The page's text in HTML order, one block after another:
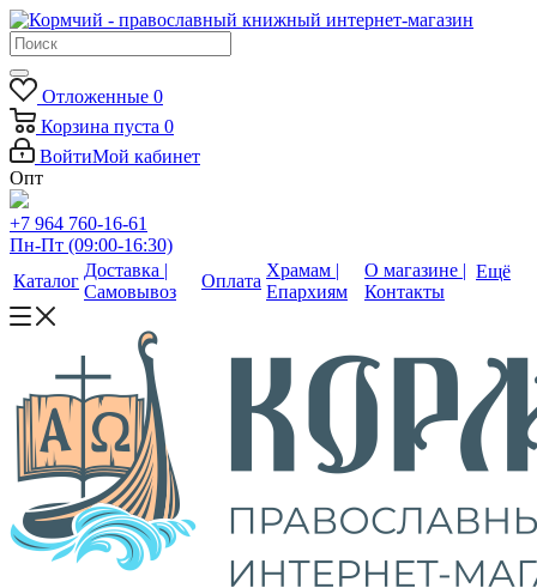
Отложенные 0
Корзина пуста 0
ВойтиМой кабинет
Опт
+7 964 760-16-61
Пн-Пт (09:00-16:30)
Каталог
Доставка |
Самовывоз
Оплата
Храмам |
Епархиям
О магазине |
Контакты
Ещё